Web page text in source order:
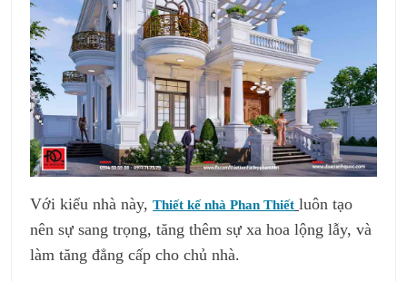
Với kiểu nhà này, Thiết kế nhà Phan Thiết luôn tạo
nên sự sang trọng, tăng thêm sự xa hoa lộng lẫy, và
làm tăng đẳng cấp cho chủ nhà.